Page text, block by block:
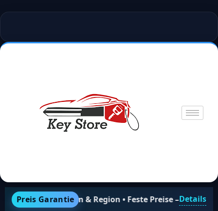
Preis Garantie
& Region • Feste Preise – keine versteckten
Details